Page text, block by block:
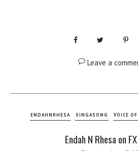
Leave a
ENDAHNRHESA SINGASONG VOICE
Endah N Rhesa on